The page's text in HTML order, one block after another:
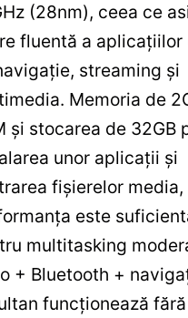
(28nm), ceea ce
fluentă a aplicațiilor
streaming și
Memoria de
și stocarea de 32GB
unor aplicații și
fișierelor media,
este
multitasking
+ Bluetooth +
funcționează